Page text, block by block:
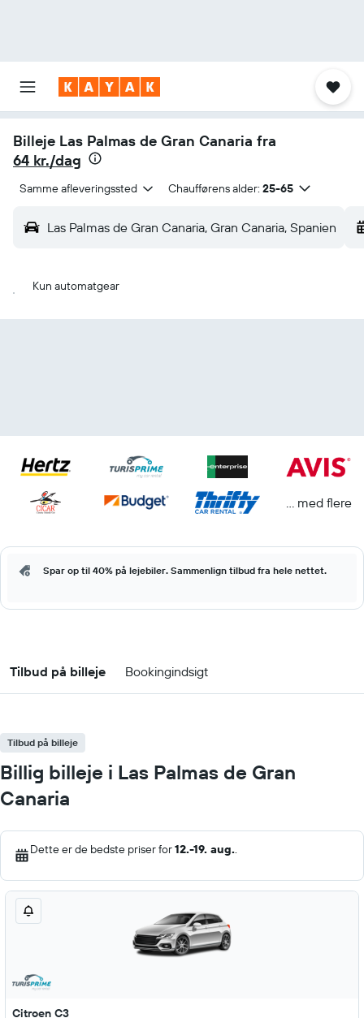
Billeje Las Palmas de Gran Canaria fra
64 kr./dag
Samme afleveringssted Chaufførens alder: 25-65
Las Palmas de Gran Canaria, Gran Canaria, Spanien
Kun automatgear
... med flere
Spar op til 40% på lejebiler. Sammenlign tilbud fra hele nettet.
Tilbud på billeje Bookingindsigt
Tilbud på billeje
Billig billeje i Las Palmas de Gran
Canaria
Dette er de bedste priser for12.-19. aug..
Citroen C3